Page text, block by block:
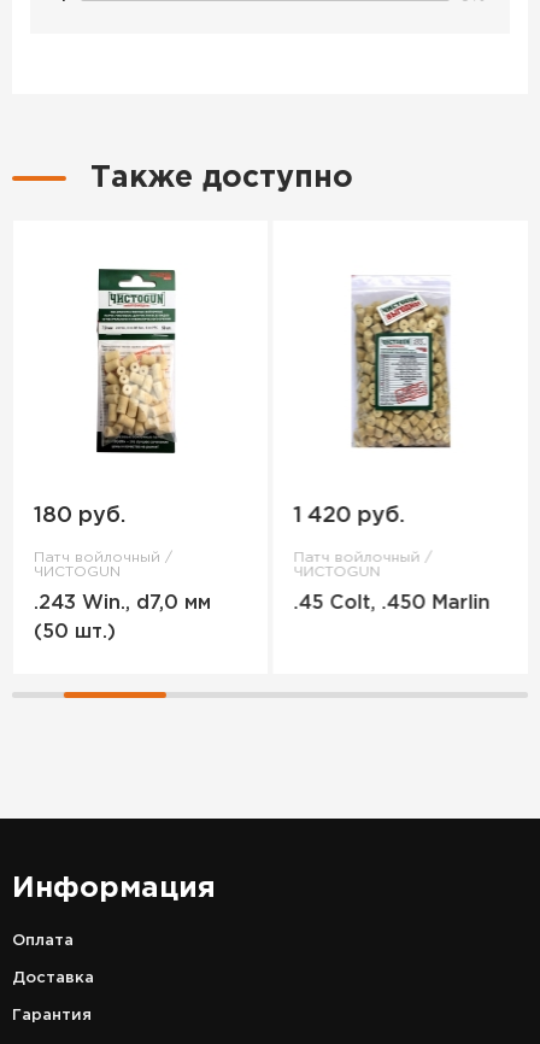
Также доступно
180 руб.
Патч войлочный /
ЧИСТОGUN
.243 Win., d7,0 мм
(50 шт.)
1 420 руб.
Патч войлочный /
ЧИСТОGUN
.45 Colt, .450 Marlin
Информация
Оплата
Доставка
Гарантия